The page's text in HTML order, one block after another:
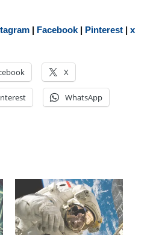
| Facebook | Pinterest |x
X
WhatsApp